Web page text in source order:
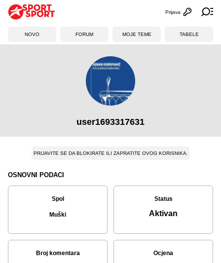
Otvori
Prijava
NOVO FORUM MOJE TEME TABELE
user1693317631
PRIJAVITE SE DA BLOKIRATE ILI ZAPRATITE OVOG KORISNIKA.
OSNOVNI PODACI
Spol
Muški
Status
Aktivan
Broj komentara Ocjena